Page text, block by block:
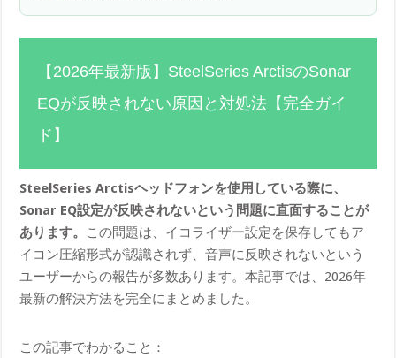
【2026年最新版】SteelSeries ArctisのSonar
EQが反映されない原因と対処法【完全ガイ
ド】
SteelSeries Arctisヘッドフォンを使用している際に、
Sonar EQ設定が反映されないという問題に直面することが
あります。 この問題は、イコライザー設定を保存してもア
イコン圧縮形式が認識されず、音声に反映されないという
ユーザーからの報告が多数あります。本記事では、2026年
最新の解決方法を完全にまとめました。
この記事でわかること：